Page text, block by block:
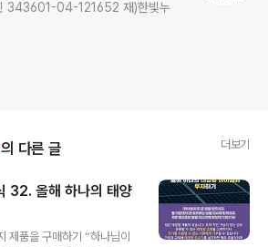
343601-04-121652 재)한빛누
의 다른 글 더보기
32. 올해 하나의 태양
품을 구매하기 “하나님이